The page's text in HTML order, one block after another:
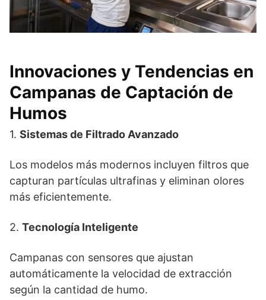
Innovaciones y Tendencias en
Campanas de Captación de
Humos
1. Sistemas de Filtrado Avanzado
Los modelos más modernos incluyen filtros que
capturan partículas ultrafinas y eliminan olores
más eficientemente.
2. Tecnología Inteligente
Campanas con sensores que ajustan
automáticamente la velocidad de extracción
según la cantidad de humo.